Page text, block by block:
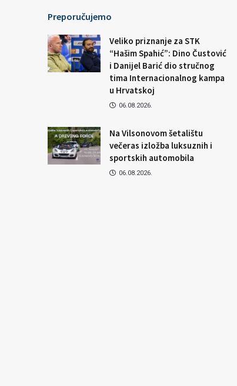
Preporučujemo
Veliko priznanje za STK
“Hašim Spahić”: Dino Čustović
i Danijel Barić dio stručnog
tima Internacionalnog kampa
u Hrvatskoj
06.08.2026.
Na Vilsonovom šetalištu
večeras izložba luksuznih i
sportskih automobila
06.08.2026.